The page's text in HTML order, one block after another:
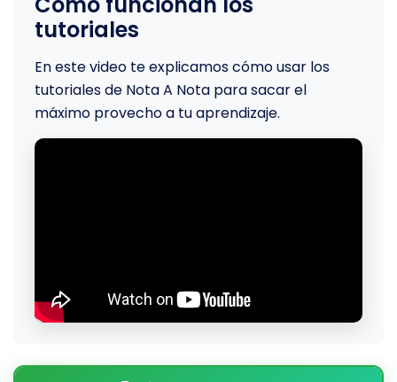
tutoriales
En este video te explicamos cómo usar los
tutoriales de Nota A Nota para sacar el
máximo provecho a tu aprendizaje.